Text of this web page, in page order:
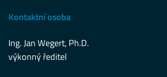
Kontaktní osoba
Ing. Jan Wegert, Ph.D.
výkonný ředitel